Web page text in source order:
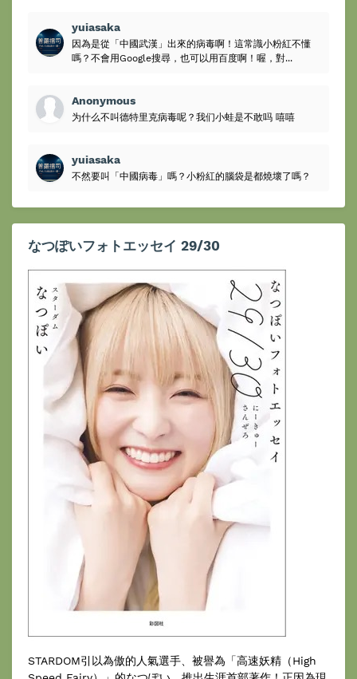
yuiasaka
因為是從「中國武漢」出來的病毒啊！這常識小粉紅不懂
嗎？不會用Google搜尋，也可以用百度啊！喔，對...
Anonymous
为什么不叫德特里克病毒呢？我们小蛙是不敢吗 嘻嘻
yuiasaka
不然要叫「中國病毒」嗎？小粉紅的腦袋是都燒壞了嗎？
なつぽいフォトエッセイ 29/30
STARDOM引以為傲的人氣選手、被譽為「高速妖精（High